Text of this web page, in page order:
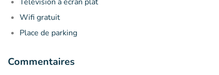
Wifi gratuit
Place de parking
Commentaires